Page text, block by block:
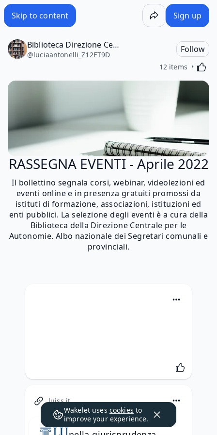
Skip to content Sign up
Biblioteca Direzione Centrale per le Autonomie. Albo nazionale Segretari comunali e provinciali
@luciaantonelli_Z12ET9D
Follow
12 items
RASSEGNA EVENTI - Aprile 2022
Il bollettino segnala corsi, webinar, videolezioni ed
eventi online e in presenza gratuiti promossi da
istituti di formazione, associazioni, istituzioni ed
enti pubblici. La selezione degli eventi è a cura della
Biblioteca della Direzione Centrale per le
Autonomie. Albo nazionale dei Segretari comunali e
provinciali.
luiss.it
Il diritto amministrativo
Wakelet uses cookies to
improve your experience.